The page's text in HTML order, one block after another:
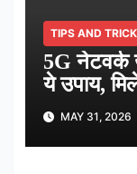
TIPS AND
5G नेटवर्क
ये उपाय,
MAY 31, 2026